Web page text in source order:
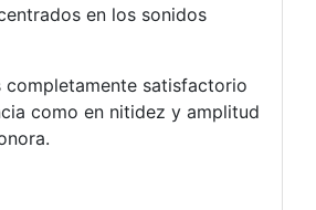
en los sonidos
completamente satisfactorio
como en nitidez y amplitud